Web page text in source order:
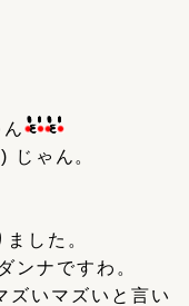
ん
じゃん。
した。
ンナですわ。
ズいマズいと言い